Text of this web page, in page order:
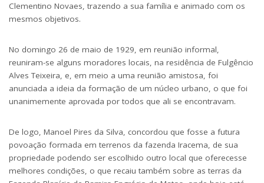
Clementino Novaes, trazendo a sua família e animado com os
mesmos objetivos.
No domingo 26 de maio de 1929, em reunião informal,
reuniram-se alguns moradores locais, na residência de Fulgêncio
Alves Teixeira, e, em meio a uma reunião amistosa, foi
anunciada a ideia da formação de um núcleo urbano, o que foi
unanimemente aprovada por todos que ali se encontravam.
De logo, Manoel Pires da Silva, concordou que fosse a futura
povoação formada em terrenos da fazenda Iracema, de sua
propriedade podendo ser escolhido outro local que oferecesse
melhores condições, o que recaiu também sobre as terras da